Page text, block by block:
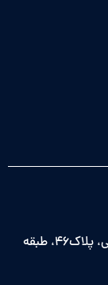
خیابان میرداماد، بین میدان مادر و شریعتی، پلاک46، طبقه